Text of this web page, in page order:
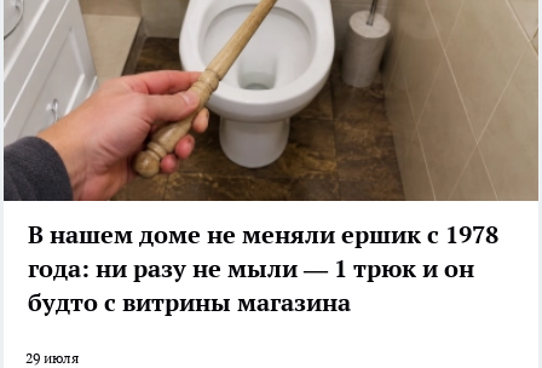
В нашем доме не меняли ершик с 1978
года: ни разу не мыли — 1 трюк и он
будто с витрины магазина
29 июля